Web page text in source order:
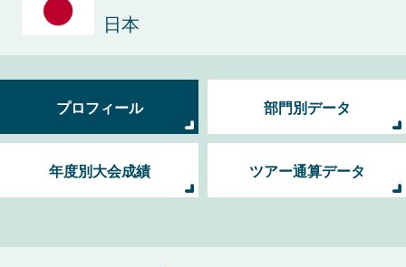
日本
プロフィール 部門別データ
年度別大会成績 ツアー通算データ